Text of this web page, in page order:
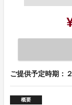
ご提供予定時期：
概要